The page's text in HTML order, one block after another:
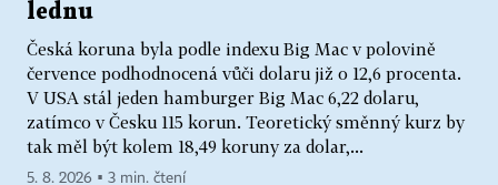
lednu
Česká koruna byla podle indexu Big Mac v polovině
července podhodnocená vůči dolaru již o 12,6 procenta.
V USA stál jeden hamburger Big Mac 6,22 dolaru,
zatímco v Česku 115 korun. Teoretický směnný kurz by
tak měl být kolem 18,49 koruny za dolar,...
5. 8. 2026 ▪ 3 min. čtení